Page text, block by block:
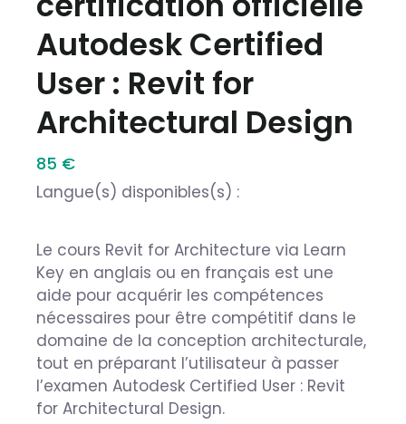
Autodesk Certified
User : Revit for
Architectural Design
85 €
Langue(s) disponibles(s) :
Le cours Revit for Architecture via Learn
Key en anglais ou en français est une
aide pour acquérir les compétences
nécessaires pour être compétitif dans le
domaine de la conception architecturale,
tout en préparant l’utilisateur à passer
l’examen Autodesk Certified User : Revit
for Architectural Design.